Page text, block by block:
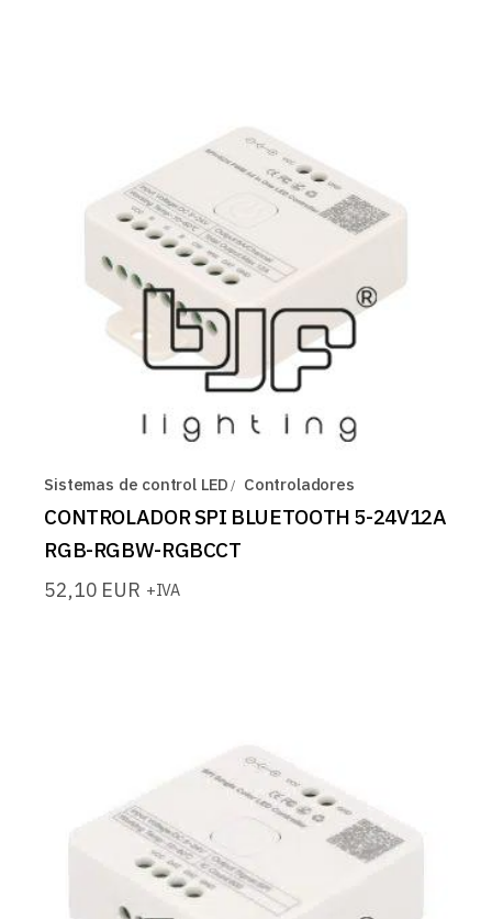
Sistemas de control LED Controladores
CONTROLADOR SPI BLUETOOTH 5-24V12A
RGB-RGBW-RGBCCT
52,10 EUR +IVA